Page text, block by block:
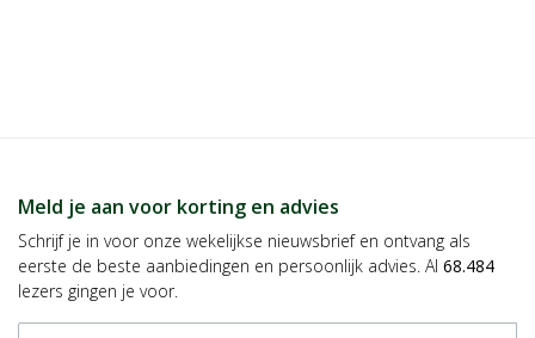
Meld je aan voor korting en advies
Schrijf je in voor onze wekelijkse nieuwsbrief en ontvang als
eerste de beste aanbiedingen en persoonlijk advies. Al 68.484
lezers gingen je voor.